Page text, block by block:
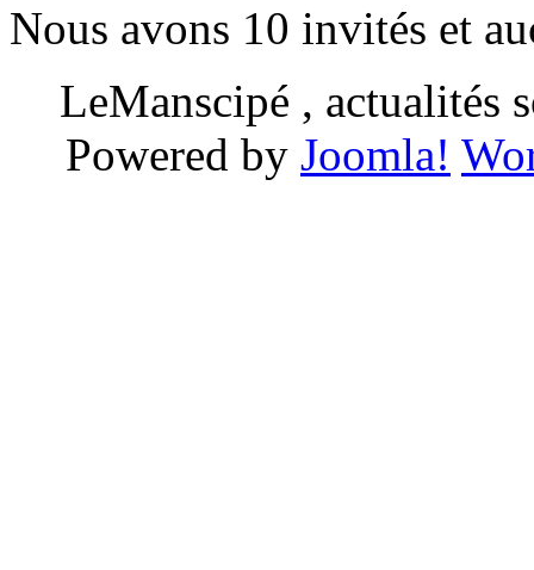
Nous avons 10 invités et
LeManscipé , actualités
Powered by Joomla!